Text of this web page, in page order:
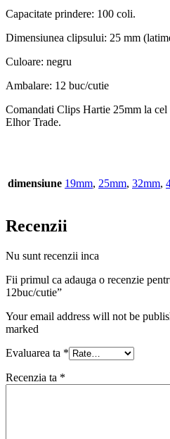
Capacitate prindere: 100 coli.
Dimensiunea clipsului: 25 mm
Culoare: negru
Ambalare: 12 buc/cutie
Comandati Clips Hartie 25mm la
Elhor Trade.
dimensiune 19mm, 25mm, 32mm,
Recenzii
Nu sunt recenzii inca
Fii primul ca adauga o recenzie
12buc/cutie”
Your email address will not be
marked
Evaluarea ta *
Recenzia ta *